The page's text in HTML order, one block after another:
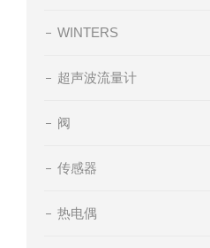
WINTERS
超声波流量计
阀
传感器
热电偶